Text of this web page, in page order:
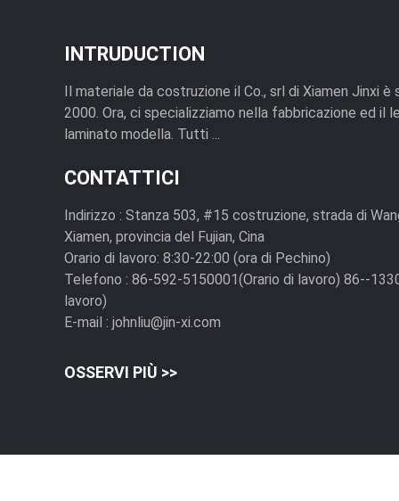
INTRUDUCTION
Il materiale da costruzione il Co., srl di Xiamen Jinxi
2000. Ora, ci specializziamo nella fabbricazione ed il
laminato modella. Tutti ...
CONTATTICI
Indirizzo : Stanza 503, #15 costruzione, strada di
Xiamen, provincia del Fujian, Cina
Orario di lavoro: 8:30-22:00 (ora di Pechino)
Telefono : 86-592-5150001(Orario di lavoro) 86--
lavoro)
E-mail : johnliu@jin-xi.com
OSSERVI PIÙ >>